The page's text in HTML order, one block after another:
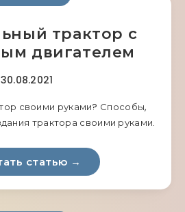
трактор с
двигателем
30.08.2021
своими руками? Способы,
трактора своими руками.
статью →